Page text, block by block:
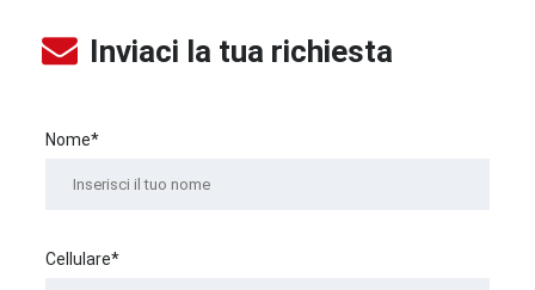
Inviaci la tua richiesta
Nome*
Cellulare*